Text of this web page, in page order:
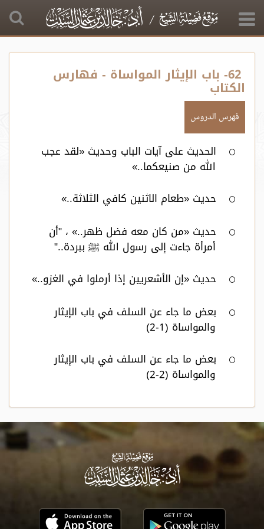
62- باب الإيثار المواساة - فهارس
الكتاب
فهرس الدروس
الحديث على آيات الباب وحديث «لقد عجب
الله من صنيعكما..»
حديث «طعام الاثنين كافي الثلاثة..»
حديث «من كان معه فضل ظهر..» ، "أن
أمرأة جاءت إلى رسول الله ﷺ ببردة.."
حديث «إن الأشعريين إذا أرملوا في الغزو..»
بعض ما جاء عن السلف في باب الإيثار
والمواساة (1-2)
بعض ما جاء عن السلف في باب الإيثار
والمواساة (2-2)